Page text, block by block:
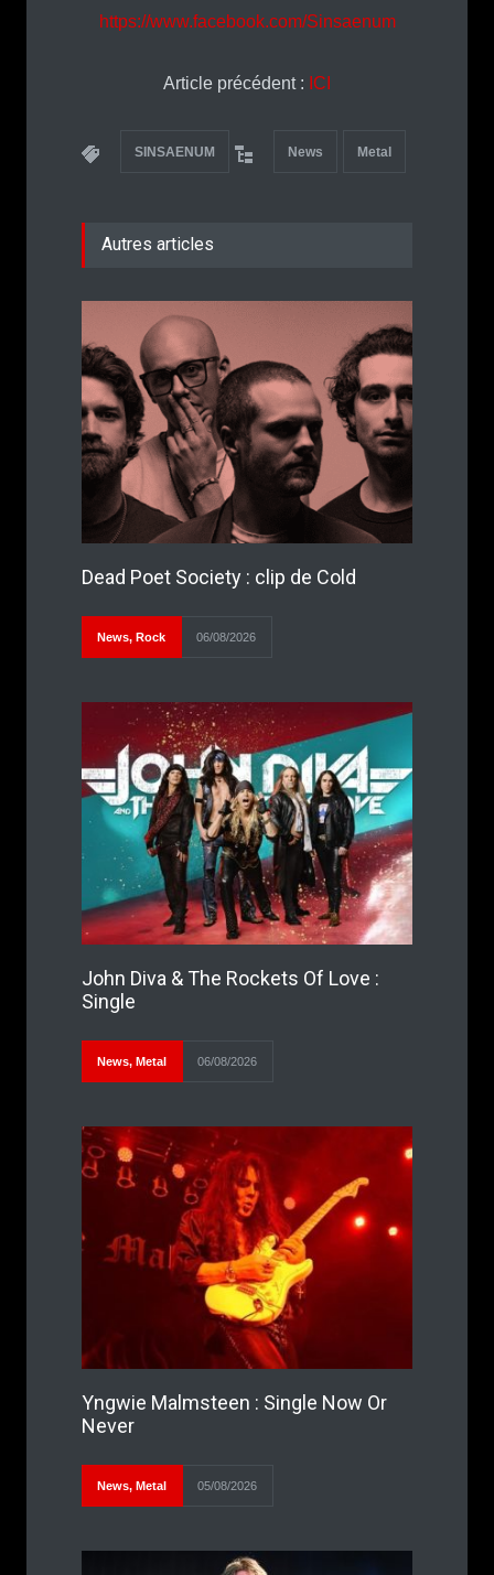
https://www.facebook.com/Sinsaenum
Article précédent : ICI
SINSAENUM News Metal
Autres articles
Dead Poet Society : clip de Cold
News, Rock 06/08/2026
John Diva & The Rockets Of Love :
Single
News, Metal 06/08/2026
Yngwie Malmsteen : Single Now Or
Never
News, Metal 05/08/2026